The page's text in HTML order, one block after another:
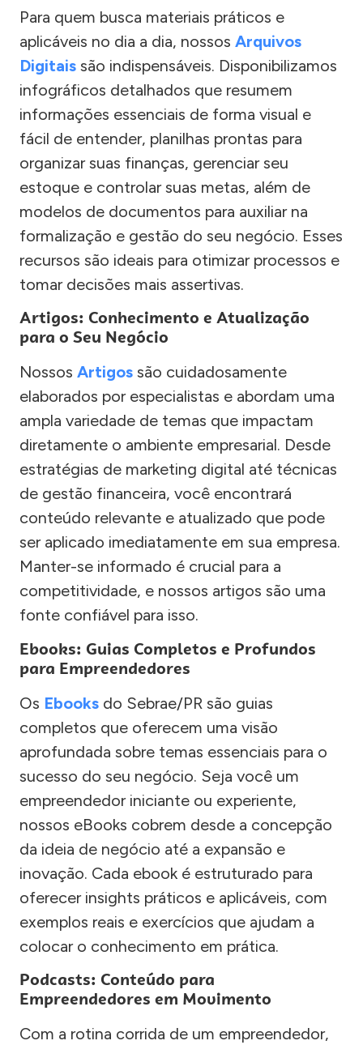
Para quem busca materiais práticos e
aplicáveis no dia a dia, nossos Arquivos
Digitais são indispensáveis. Disponibilizamos
infográficos detalhados que resumem
informações essenciais de forma visual e
fácil de entender, planilhas prontas para
organizar suas finanças, gerenciar seu
estoque e controlar suas metas, além de
modelos de documentos para auxiliar na
formalização e gestão do seu negócio. Esses
recursos são ideais para otimizar processos e
tomar decisões mais assertivas.
Artigos: Conhecimento e Atualização
para o Seu Negócio
Nossos Artigos são cuidadosamente
elaborados por especialistas e abordam uma
ampla variedade de temas que impactam
diretamente o ambiente empresarial. Desde
estratégias de marketing digital até técnicas
de gestão financeira, você encontrará
conteúdo relevante e atualizado que pode
ser aplicado imediatamente em sua empresa.
Manter-se informado é crucial para a
competitividade, e nossos artigos são uma
fonte confiável para isso.
Ebooks: Guias Completos e Profundos
para Empreendedores
Os Ebooks do Sebrae/PR são guias
completos que oferecem uma visão
aprofundada sobre temas essenciais para o
sucesso do seu negócio. Seja você um
empreendedor iniciante ou experiente,
nossos eBooks cobrem desde a concepção
da ideia de negócio até a expansão e
inovação. Cada ebook é estruturado para
oferecer insights práticos e aplicáveis, com
exemplos reais e exercícios que ajudam a
colocar o conhecimento em prática.
Podcasts: Conteúdo para
Empreendedores em Movimento
Com a rotina corrida de um empreendedor,